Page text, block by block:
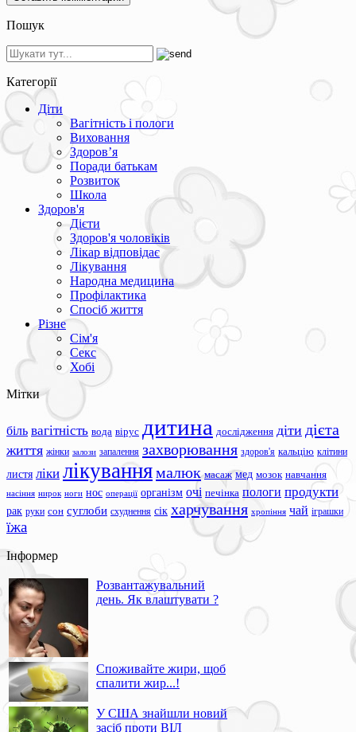
Пошук
Категорії
Діти
Вагітність і пологи
Виховання
Здоров’я
Поради батькам
Розвиток
Школа
Здоров'я
Дієти
Здоров'я чоловіків
Лікар відповідає
Лікування
Народна медицина
Профілактика
Спосіб життя
Різне
Сім'я
Секс
Хобі
Мітки
біль вагітність вода вірус дитина дослідження діти дієта
життя жінки залози запалення захворювання здоров'я кальцію клітини
листя ліки лікуваннямалюк масаж мед мозок навчання
насіння нирок ноги нос операції організм очі печінка пологи продукти
рак руки сон суглоби схуднення сік харчування хропіння чай іграшки
їжа
Інформер
Розвантажувальний
день. Як влаштувати ?
Споживайте жири, щоб
спалити жир...!
У США знайшли новий
засіб проти ВІЛ